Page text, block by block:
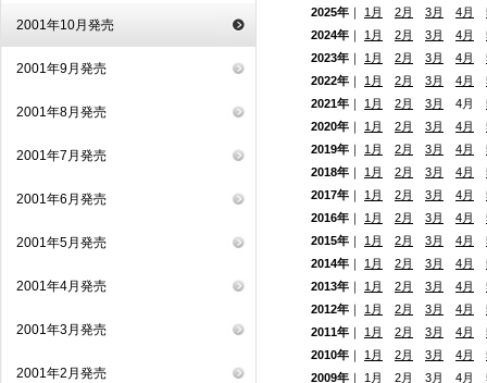
2001年10月発売
2001年9月発売
2001年8月発売
2001年7月発売
2001年6月発売
2001年5月発売
2001年4月発売
2001年3月発売
2001年2月発売
2025年 ｜ 1月 2月 3月 4月
2024年 ｜ 1月 2月 3月 4月
2023年 ｜ 1月 2月 3月 4月
2022年 ｜ 1月 2月 3月 4月
2021年 ｜ 1月 2月 3月 4月
2020年 ｜ 1月 2月 3月 4月
2019年 ｜ 1月 2月 3月 4月
2018年 ｜ 1月 2月 3月 4月
2017年 ｜ 1月 2月 3月 4月
2016年 ｜ 1月 2月 3月 4月
2015年 ｜ 1月 2月 3月 4月
2014年 ｜ 1月 2月 3月 4月
2013年 ｜ 1月 2月 3月 4月
2012年 ｜ 1月 2月 3月 4月
2011年 ｜ 1月 2月 3月 4月
2010年 ｜ 1月 2月 3月 4月
2009年 ｜ 1月 2月 3月 4月